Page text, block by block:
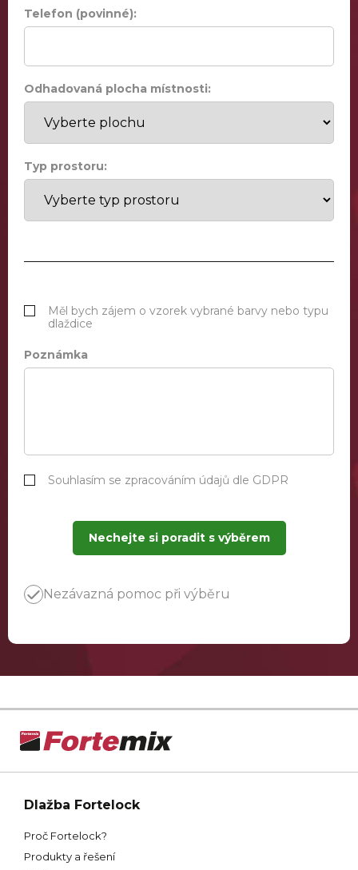
Telefon (povinné):
Odhadovaná plocha místnosti:
Typ prostoru:
Měl bych zájem o vzorek vybrané barvy nebo typu
dlaždice
Poznámka
Souhlasím se zpracováním údajů dle GDPR
Nechejte si poradit s výběrem
Nezávazná pomoc při výběru
Dlažba Fortelock
Proč Fortelock?
Produkty a řešení